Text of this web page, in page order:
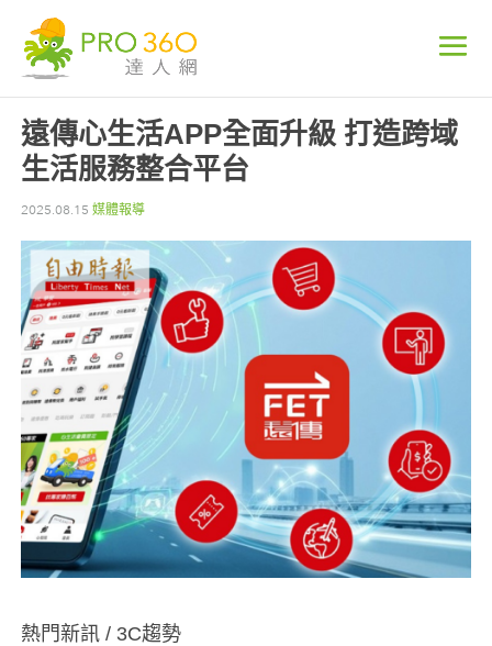
遠傳心生活APP全面升級 打造跨域
生活服務整合平台
2025.08.15 媒體報導
熱門新訊 / 3C趨勢